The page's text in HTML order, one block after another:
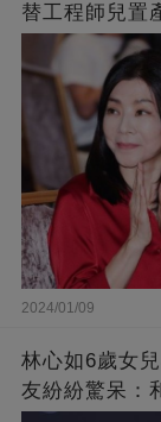
替工程師兒置
2024/01/09
林心如6歲女
友紛紛驚呆：